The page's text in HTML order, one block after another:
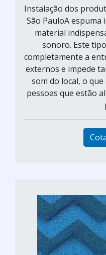
Instalação dos
São PauloA espuma
material
sonoro. Este
completamente a
externos e impede
som do local, o
pessoas que estão